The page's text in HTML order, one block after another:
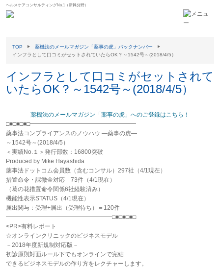
ヘルスケアコンサルティングNo.1（新興分野）
TOP
薬機法のメールマガジン「薬事の虎」バックナンバー
インフラとして口コミがセットされていたらOK？～1542号～(2018/4/5）
インフラとして口コミがセットされて
いたらOK？～1542号～(2018/4/5）
薬機法のメールマガジン「薬事の虎」へのご登録はこちら！
□■□■□■□━━━━━━━━━━━━━━━━━━
薬事法コンプライアンスのノウハウ ―薬事の虎―
～1542号～(2018/4/5）
＜実績No.１＞発行部数：16800突破
Produced by Mike Hayashida
薬事法ドットコム会員数（含むコンサル）297社（4/1現在）
措置命令・課徴金対応 73件（4/1現在）
（葛の花措置命令関係6社経験済み）
機能性表示STATUS（4/1現在）
届出関与：受理+届出（受理待ち）＝120件
━━━━━━━━━━━━━━━━━━□■□■□■□
<PR>有料レポート
☆オンラインクリニックのビジネスモデル
－2018年度新規制対応版－
初診原則対面ルール下でもオンラインで完結
できるビジネスモデルの作り方をレクチャーします。